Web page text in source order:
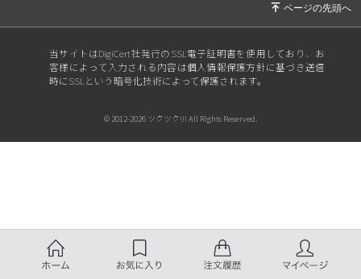
当サイトはDigiCert社発行のSSL電子証明書を使用しており、お
客様によって入力される内容は個人情報保護方針に基づき送信
時にSSLという暗号化技術によって保護されます。
© 2012-2026 ツクツク!!! All Rights Reserved.